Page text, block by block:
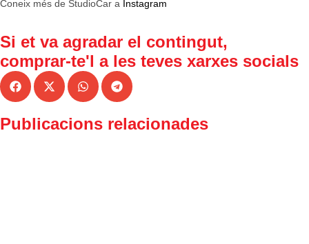
Coneix més de StudioCar a Instagram
Si et va agradar el contingut,
comprar-te'l ales teves xarxes socials
Publicacions relacionades